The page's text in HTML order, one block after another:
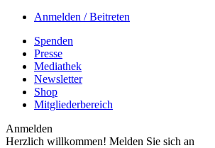
Anmelden / Beitreten
Spenden
Presse
Mediathek
Newsletter
Shop
Mitgliederbereich
Anmelden
Herzlich willkommen! Melden Sie sich an